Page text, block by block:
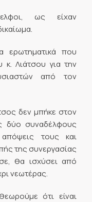
ως είχαν
ερωτηματικά που
κ. Λιάτσου για την
από τον
δεν μπήκε στον
δύο συναδέλφους
τους και
της συνεργασίας
θα ισχύσει από
νεωτέρας.
ότι είναι